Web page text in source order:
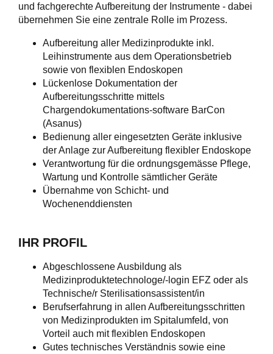
und fachgerechte Aufbereitung der Instrumente - dabei
übernehmen Sie eine zentrale Rolle im Prozess.
Aufbereitung aller Medizinprodukte inkl.
Leihinstrumente aus dem Operationsbetrieb
sowie von flexiblen Endoskopen
Lückenlose Dokumentation der
Aufbereitungsschritte mittels
Chargendokumentations-software BarCon
(Asanus)
Bedienung aller eingesetzten Geräte inklusive
der Anlage zur Aufbereitung flexibler Endoskope
Verantwortung für die ordnungsgemässe Pflege,
Wartung und Kontrolle sämtlicher Geräte
Übernahme von Schicht- und
Wochenenddiensten
IHR PROFIL
Abgeschlossene Ausbildung als
Medizinproduktetechnologe/-login EFZ oder als
Technische/r Sterilisationsassistent/in
Berufserfahrung in allen Aufbereitungsschritten
von Medizinprodukten im Spitalumfeld, von
Vorteil auch mit flexiblen Endoskopen
Gutes technisches Verständnis sowie eine